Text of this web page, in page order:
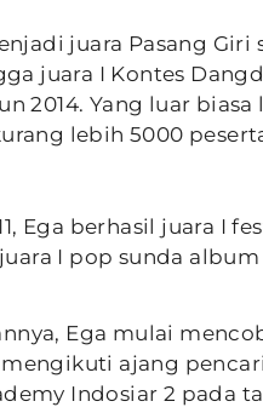
juara Pasang Giri
juara I Kontes
2014. Yang luar biasa
lebih 5000
Ega berhasil juara I
I pop sunda
Ega mulai
ajang
Indosiar 2 pada